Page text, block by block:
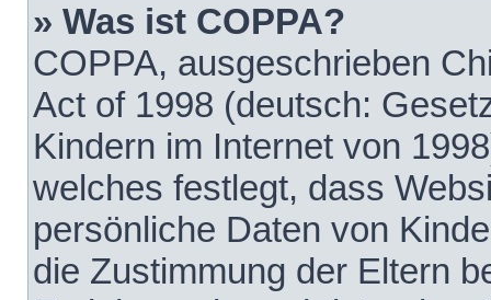
» Was ist COPPA?
COPPA, ausgeschrieben
Act of 1998 (deutsch:
Kindern im Internet von
welches festlegt, dass
persönliche Daten von
die Zustimmung der Eltern